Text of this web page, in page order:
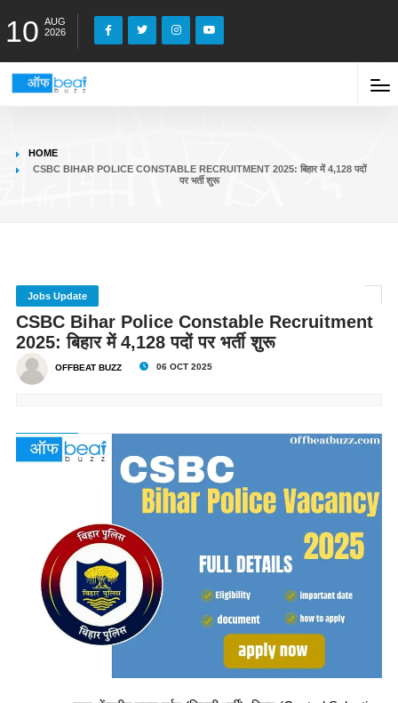
10 AUG
2026
HOME
CSBC BIHAR POLICE CONSTABLE RECRUITMENT 2025: बिहार में 4,128 पदों
पर भर्ती शुरू
Jobs Update
CSBC Bihar Police Constable Recruitment
2025: बिहार में 4,128 पदों पर भर्ती शुरू
OFFBEAT BUZZ 06 OCT 2025